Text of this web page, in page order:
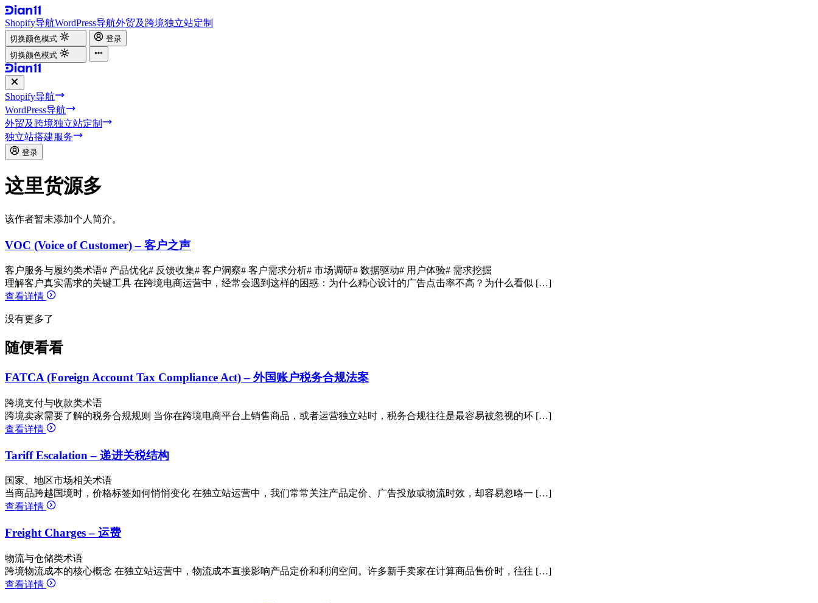
Shopify导航WordPress导航外贸及跨境独立站定制
切换颜色模式
登录
切换颜色模式
Shopify导航
WordPress导航
外贸及跨境独立站定制
独立站搭建服务
登录
这里货源多
该作者暂未添加个人简介。
VOC (Voice of Customer) – 客户之声
客户服务与履约类术语# 产品优化# 反馈收集# 客户洞察# 客户需求分析# 市场调研# 数据驱动# 用户体验# 需求挖掘
理解客户真实需求的关键工具 在跨境电商运营中，经常会遇到这样的困惑：为什么精心设计的广告点击率不高？为什么看似 […]
查看详情
没有更多了
随便看看
FATCA (Foreign Account Tax Compliance Act) – 外国账户税务合规法案
跨境支付与收款类术语
跨境卖家需要了解的税务合规规则 当你在跨境电商平台上销售商品，或者运营独立站时，税务合规往往是最容易被忽视的环 […]
查看详情
Tariff Escalation – 递进关税结构
国家、地区市场相关术语
当商品跨越国境时，价格标签如何悄悄变化 在独立站运营中，我们常常关注产品定价、广告投放或物流时效，却容易忽略一 […]
查看详情
Freight Charges – 运费
物流与仓储类术语
跨境物流成本的核心概念 在独立站运营中，物流成本直接影响产品定价和利润空间。许多新手卖家在计算商品售价时，往往 […]
查看详情